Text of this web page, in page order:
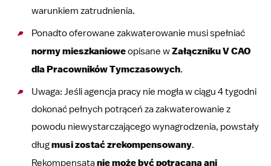
warunkiem zatrudnienia.
Ponadto oferowane zakwaterowanie musi spełniać
normy mieszkanioweopisane wZałączniku V CAO
dla Pracowników Tymczasowych.
Uwaga: Jeśli agencja pracy nie mogła w ciągu 4 tygodni
dokonać pełnych potrąceń za zakwaterowanie z
powodu niewystarczającego wynagrodzenia, powstały
długmusi zostać zrekompensowany.
Rekompensatanie może być potrącana ani